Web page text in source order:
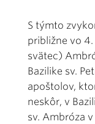
S týmto
približne vo
svätec)
Bazilike sv.
apoštolov,
neskôr, v
sv. Ambróza